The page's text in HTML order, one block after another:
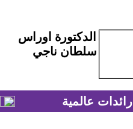
الدكتورة اوراس
سلطان ناجي
رائدات عالمية